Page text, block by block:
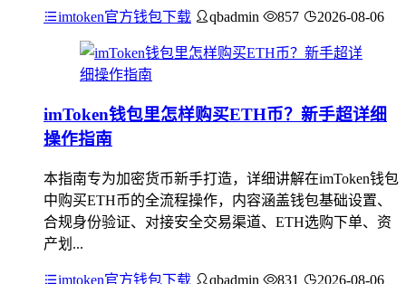
imtoken官方钱包下载 qbadmin 857 2026-08-06
imToken钱包里怎样购买ETH币？新手超详细
操作指南
本指南专为加密货币新手打造，详细讲解在imToken钱包
中购买ETH币的全流程操作，内容涵盖钱包基础设置、
合规身份验证、对接安全交易渠道、ETH选购下单、资
产划...
imtoken官方钱包下载 qbadmin 831 2026-08-06